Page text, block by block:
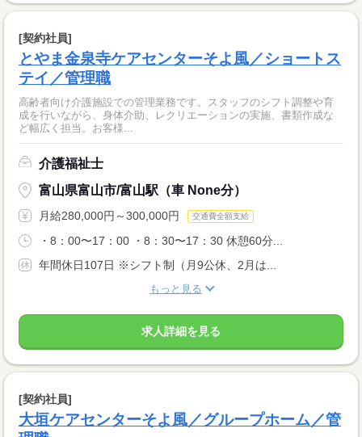
[契約社員]
とやま金泉寺ケアセンターそよ風／ショートス
テイ／管理職
高齢者向け介護施設での管理業務です。スタッフのシフト調整や育
成を行いながら、身体介助、レクリエーションの実施、書類作成な
ど幅広く担当。お客様...
介護福祉士
富山県富山市/富山駅（車 None分）
月給280,000円～300,000円 交通費全額支給
・8：00〜17：00 ・8：30〜17：30 休憩60分...
年間休日107日 ※シフト制（月9公休、2月は...
もっと見る
求人詳細を見る
[契約社員]
大垣ケアセンターそよ風／グループホーム／管